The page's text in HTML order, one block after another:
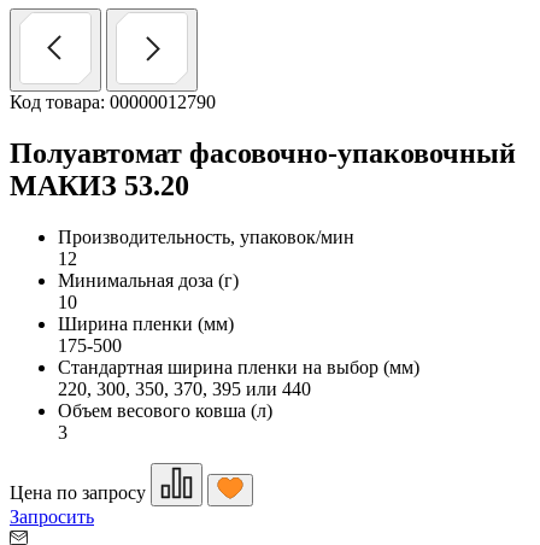
Код товара: 00000012790
Полуавтомат фасовочно-упаковочный
МАКИЗ 53.20
Производительность, упаковок/мин
12
Минимальная доза (г)
10
Ширина пленки (мм)
175-500
Стандартная ширина пленки на выбор (мм)
220, 300, 350, 370, 395 или 440
Объем весового ковша (л)
3
Цена по запросу
Запросить